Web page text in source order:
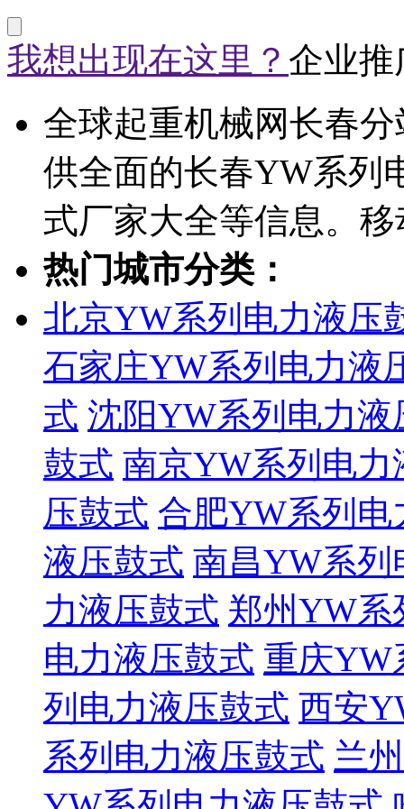
我想出现在这里？ 企业推
全球起重机械网长春
供全面的长春YW系列
式厂家大全等信息。
热门城市分类：
北京YW系列电力液压
石家庄YW系列电力液
式 沈阳YW系列电力液
鼓式 南京YW系列电力
压鼓式 合肥YW系列电
液压鼓式 南昌YW系列
力液压鼓式 郑州YW系
电力液压鼓式 重庆YW
列电力液压鼓式 西安
系列电力液压鼓式 兰